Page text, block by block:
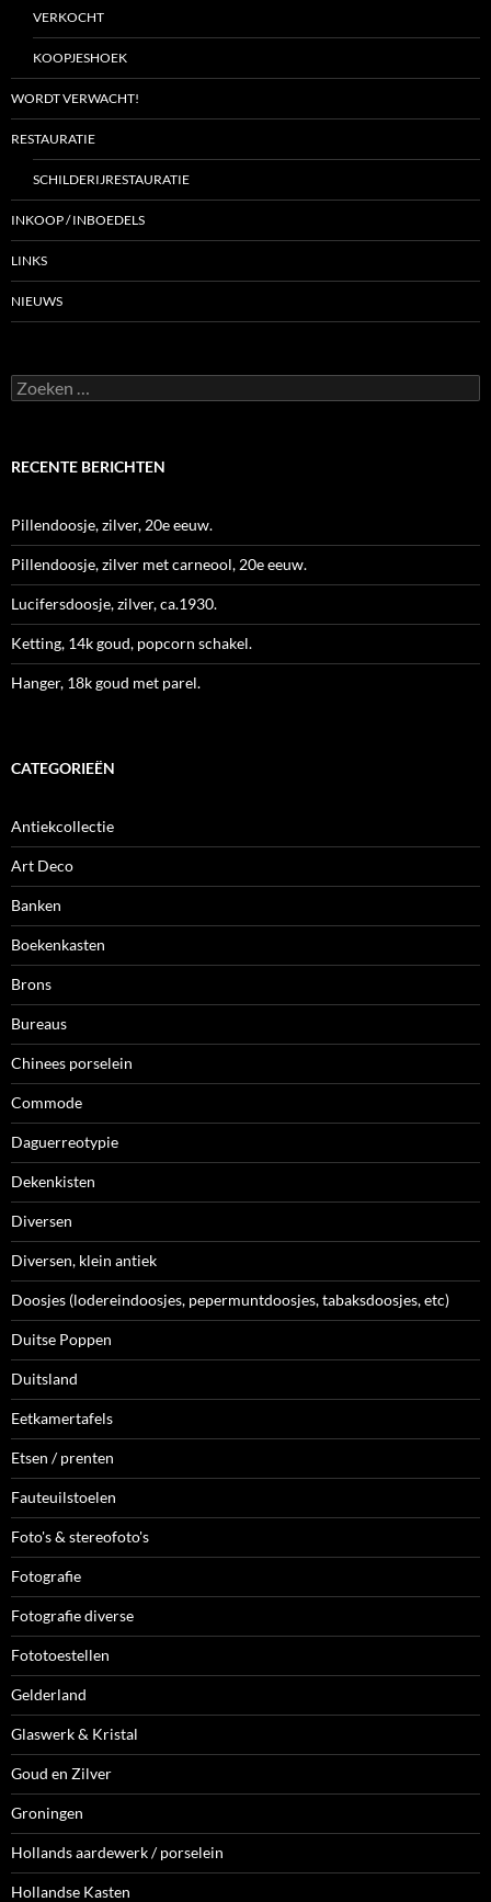
VERKOCHT
KOOPJESHOEK
WORDT VERWACHT!
RESTAURATIE
SCHILDERIJRESTAURATIE
INKOOP / INBOEDELS
LINKS
NIEUWS
Zoeken
naar:
RECENTE BERICHTEN
Pillendoosje, zilver, 20e eeuw.
Pillendoosje, zilver met carneool, 20e eeuw.
Lucifersdoosje, zilver, ca.1930.
Ketting, 14k goud, popcorn schakel.
Hanger, 18k goud met parel.
CATEGORIEËN
Antiekcollectie
Art Deco
Banken
Boekenkasten
Brons
Bureaus
Chinees porselein
Commode
Daguerreotypie
Dekenkisten
Diversen
Diversen, klein antiek
Doosjes (lodereindoosjes, pepermuntdoosjes, tabaksdoosjes, etc)
Duitse Poppen
Duitsland
Eetkamertafels
Etsen / prenten
Fauteuilstoelen
Foto's & stereofoto's
Fotografie
Fotografie diverse
Fototoestellen
Gelderland
Glaswerk & Kristal
Goud en Zilver
Groningen
Hollands aardewerk / porselein
Hollandse Kasten